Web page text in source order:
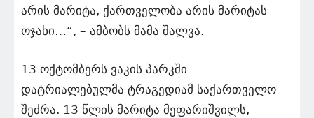
არის მარიტა, ქართველობა არის მარიტას
ოჯახი…“, – ამბობს მამა შალვა.
13 ოქტომბერს ვაკის პარკში
დატრიალებულმა ტრაგედიამ საქართველო
შეძრა. 13 წლის მარიტა მეფარიშვილს,